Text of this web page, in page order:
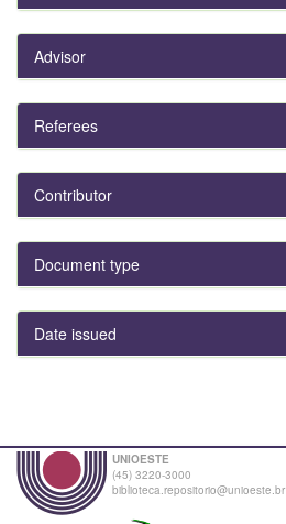
Advisor
Referees
Contributor
Document type
Date issued
UNIOESTE
(45) 3220-3000
biblioteca.repositorio@unioeste.br